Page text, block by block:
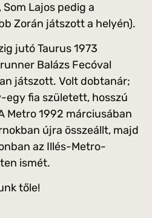
Lajos pedig a
Zorán játszott a helyén).
jutó Taurus 1973
Balázs Fecóval
játszott. Volt dobtanár;
egy fia született, hosszú
Metro 1992 márciusában
újra összeállt, majd
az Illés-Metro-
ismét.
tőle!